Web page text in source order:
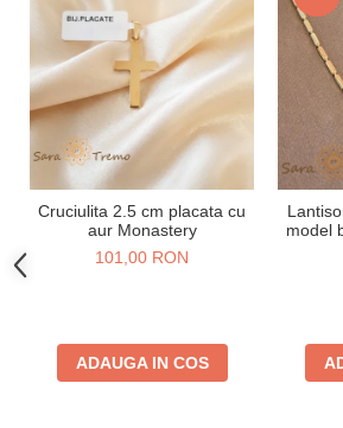
Cruciulita 2.5 cm placata cu
aur Monastery
101,00 RON
ADAUGA IN COS
model